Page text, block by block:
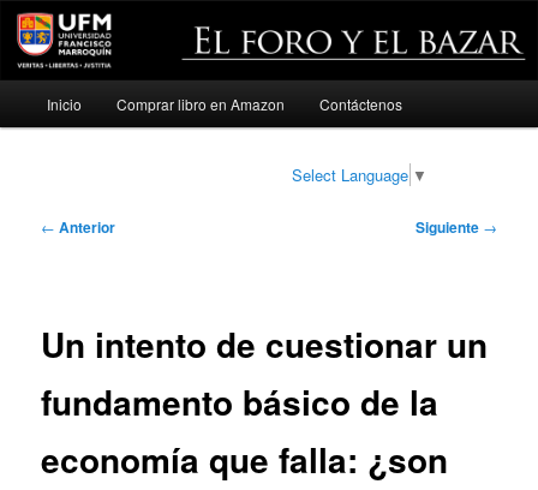
Ir
Inicio Comprar libro en Amazon Contáctenos
Select Language ▼
Navegación
← Anterior Siguiente →
Un intento de cuestionar un
fundamento básico de la
economía que falla: ¿son